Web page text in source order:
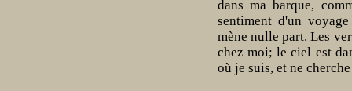
dans ma barque,
sentiment d'un
mène nulle part. Les
chez moi; le ciel est
où je suis, et ne